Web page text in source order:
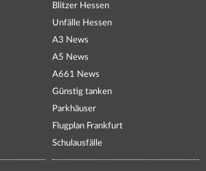
Blitzer Hessen
Unfälle Hessen
A3 News
A5 News
A661 News
Günstig tanken
Parkhäuser
Flugplan Frankfurt
Schulausfälle